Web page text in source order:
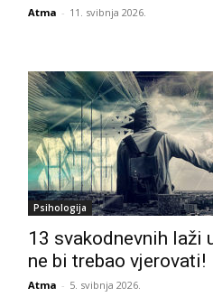
Atma - 11. svibnja 2026.
Psihologija
13 svakodnevnih laži
ne bi trebao vjerovati!
Atma - 5. svibnja 2026.